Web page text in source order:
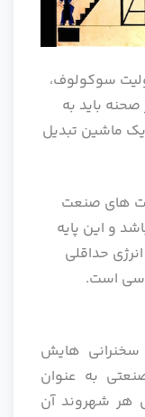
سوکولوف،
باید به
ماشین تبدیل
های صنعت
و این پایه
حداقلی
است.
از سخنرانی هایش
به عنوان
هر شهروند آن